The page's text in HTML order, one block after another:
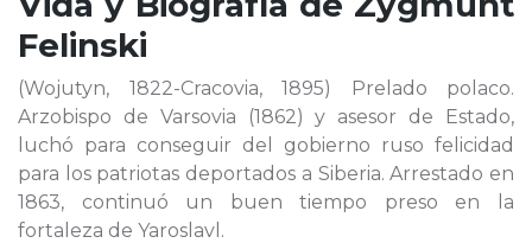
Felinski
(Wojutyn, 1822-Cracovia, 1895) Prelado polaco.
Arzobispo de Varsovia (1862) y asesor de Estado,
luchó para conseguir del gobierno ruso felicidad
para los patriotas deportados a Siberia. Arrestado en
1863, continuó un buen tiempo preso en la
fortaleza de Yaroslavl.